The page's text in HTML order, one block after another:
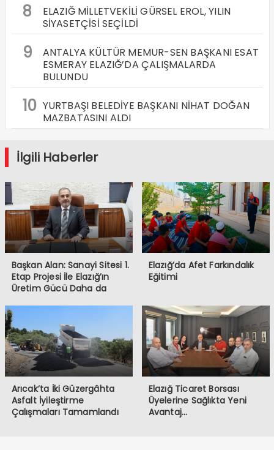
8
ELAZIĞ MİLLETVEKİLİ GÜRSEL EROL, YILIN
SİYASETÇİSİ SEÇİLDİ
9
ANTALYA KÜLTÜR MEMUR-SEN BAŞKANI ESAT
ESMERAY ELAZIĞ’DA ÇALIŞMALARDA
BULUNDU
10 YURTBAŞI BELEDİYE BAŞKANI NİHAT DOĞAN
MAZBATASINI ALDI
İlgili Haberler
Başkan Alan: Sanayi Sitesi 1.
Etap Projesi İle Elazığ’ın
Üretim Gücü Daha da
Elazığ’da Afet Farkındalık
Eğitimi
Arıcak’ta İki Güzergâhta
Asfalt İyileştirme
Çalışmaları Tamamlandı
Elazığ Ticaret Borsası
Üyelerine Sağlıkta Yeni
Avantaj…